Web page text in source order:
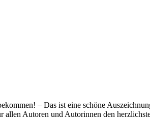
– Das ist eine schöne
allen Autoren und Autorinnen den